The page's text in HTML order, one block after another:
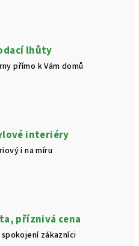
lhůty
přímo k Vám domů
interiéry
i na míru
příznivá cena
zákazníci